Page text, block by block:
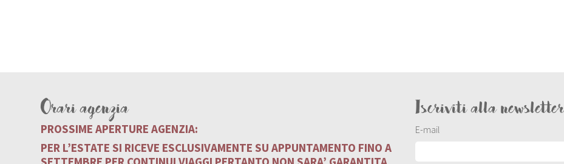
Orari agenzia
PROSSIME APERTURE AGENZIA:
PER L’ESTATE SI RICEVE ESCLUSIVAMENTE SU APPUNTAMENTO FINO A
Iscriviti alla newsletter
E-mail